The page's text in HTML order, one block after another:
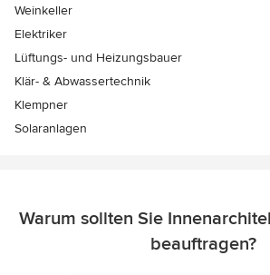
Weinkeller
Elektriker
Lüftungs- und Heizungsbauer
Klär- & Abwassertechnik
Klempner
Solaranlagen
Warum sollten Sie
beauftragen?